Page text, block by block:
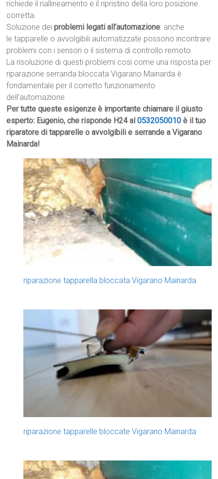
richiede il riallineamento e il ripristino della loro posizione
corretta.
Soluzione deiproblemi legati all’automazione: anche
le tapparelle o avvolgibili automatizzate possono incontrare
problemi con i sensori o il sistema di controllo remoto.
La risoluzione di questi problemi così come una risposta per
riparazione serranda bloccata Vigarano Mainarda è
fondamentale per il corretto funzionamento
dell’automazione.
Per tutte queste esigenze è importante chiamare il giusto
esperto: Eugenio, che risponde H24 al0532050010 è il tuo
riparatore di tapparelle o avvolgibili e serrande a Vigarano
Mainarda!
riparazione tapparella bloccata Vigarano Mainarda
riparazione tapparelle bloccate Vigarano Mainarda